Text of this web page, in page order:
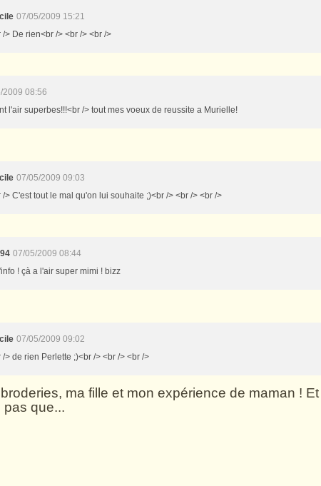
07/05/2009 15:21
/> De rien<br /> <br /> <br />
2009 08:56
l'air superbes!!!<br /> tout mes voeux de reussite a Murielle!
07/05/2009 09:03
/> C'est tout le mal qu'on lui souhaite ;)<br /> <br /> <br />
07/05/2009 08:44
! çà a l'air super mimi ! bizz
07/05/2009 09:02
/> de rien Perlette ;)<br /> <br /> <br />
ma fille et mon expérience de maman ! Et
pas que...